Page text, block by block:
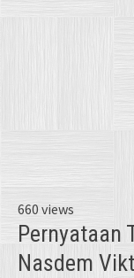
660 views
Pernyataan
Nasdem